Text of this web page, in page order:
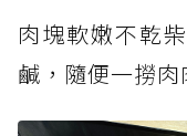
肉塊軟嫩不乾
鹹，隨便一撈肉